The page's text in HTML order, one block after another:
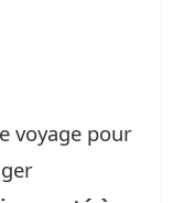
voyage pour